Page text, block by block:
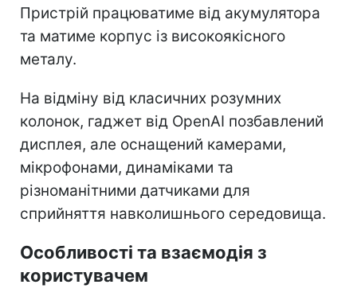
Пристрій працюватиме від акумулятора
та матиме корпус із високоякісного
металу.
На відміну від класичних розумних
колонок, гаджет від OpenAI позбавлений
дисплея, але оснащений камерами,
мікрофонами, динаміками та
різноманітними датчиками для
сприйняття навколишнього середовища.
Особливості та взаємодія з
користувачем